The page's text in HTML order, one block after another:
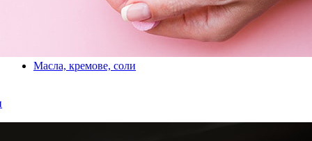
Масла, кремове, соли